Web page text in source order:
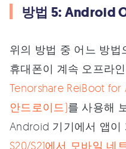
방법 5: Android
위의 방법 중 어느 방법
휴대폰이 계속 오프라
Tenorshare ReiBoot
안드로이드)를 사용해
Android 기기에서 앱이
S20/S21에서 모바일 네